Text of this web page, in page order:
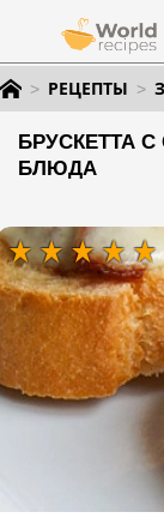
РЕЦЕПТЫ
БРУСКЕТТА
БЛЮДА